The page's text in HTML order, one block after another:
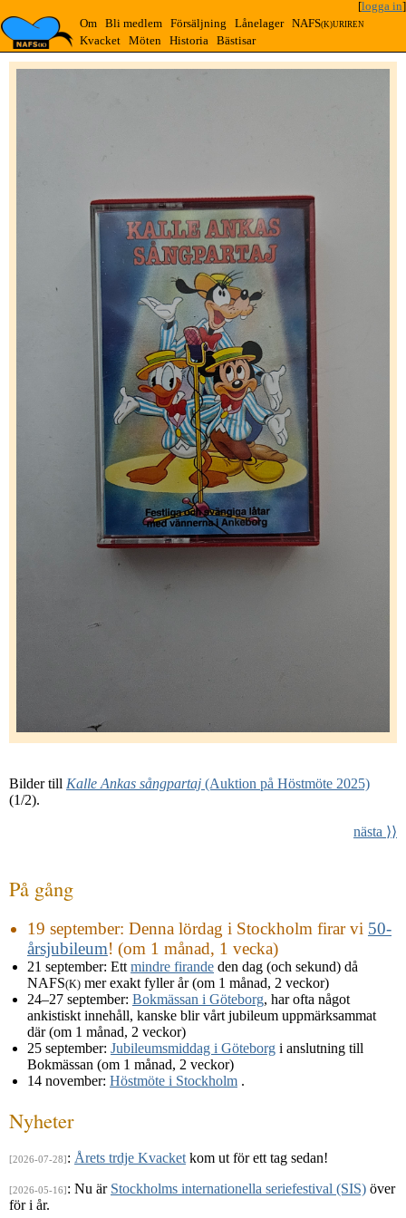
[logga in]
Om
Bli medlem Försäljning Lånelager NAFS(K)URIREN
Kvacket Möten Historia Bästisar
Bilder till Kalle Ankas sångpartaj (Auktion på Höstmöte 2025)
(1/2).
nästa ⟩⟩
På gång
19 september: Denna lördag i Stockholm firar vi 50-
årsjubileum! (om 1 månad, 1 vecka)
21 september: Ett mindre firande den dag (och sekund) då
NAFS(K) mer exakt fyller år (om 1 månad, 2 veckor)
24–27 september: Bokmässan i Göteborg, har ofta något
ankistiskt innehåll, kanske blir vårt jubileum uppmärksammat
där (om 1 månad, 2 veckor)
25 september: Jubileumsmiddag i Göteborg i anslutning till
Bokmässan (om 1 månad, 2 veckor)
14 november: Höstmöte i Stockholm .
Nyheter
[2026-07-28]: Årets trdje Kvacket kom ut för ett tag sedan!
[2026-05-16]: Nu är Stockholms internationella seriefestival (SIS) över
för i år.